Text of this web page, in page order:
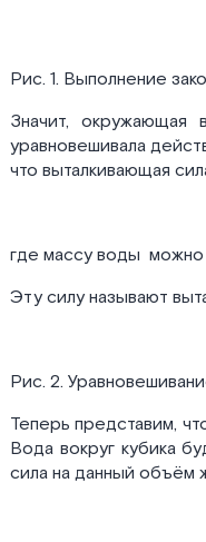
Рис. 1. Выполнение
Значит,
уравновешивала
что выталкивающая
где массу воды можно
Эту силу называют
Рис. 2.
Теперь представим,
Вода вокруг кубика
сила на данный объём